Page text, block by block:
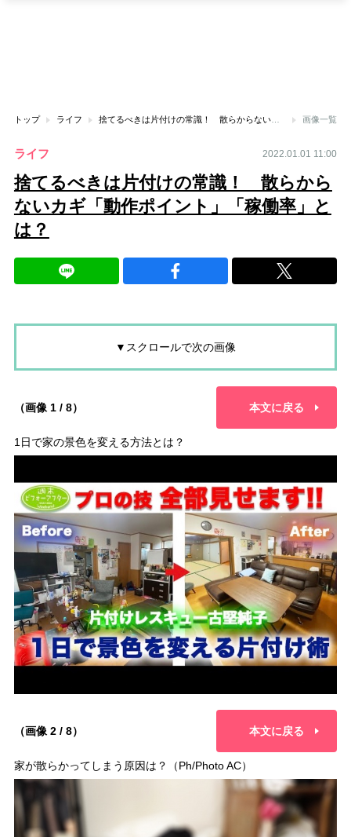
トップ ライフ 捨てるべきは片付けの常識！ 散らからないカギ「動作ポイント」「稼働率」とは？ 画像一覧
ライフ 2022.01.01 11:00
捨てるべきは片付けの常識！ 散らから
ないカギ「動作ポイント」「稼働率」と
は？
▼スクロールで次の画像
（画像 1 / 8） 本文に戻る
1日で家の景色を変える方法とは？
（画像 2 / 8） 本文に戻る
家が散らかってしまう原因は？（Ph/Photo AC）